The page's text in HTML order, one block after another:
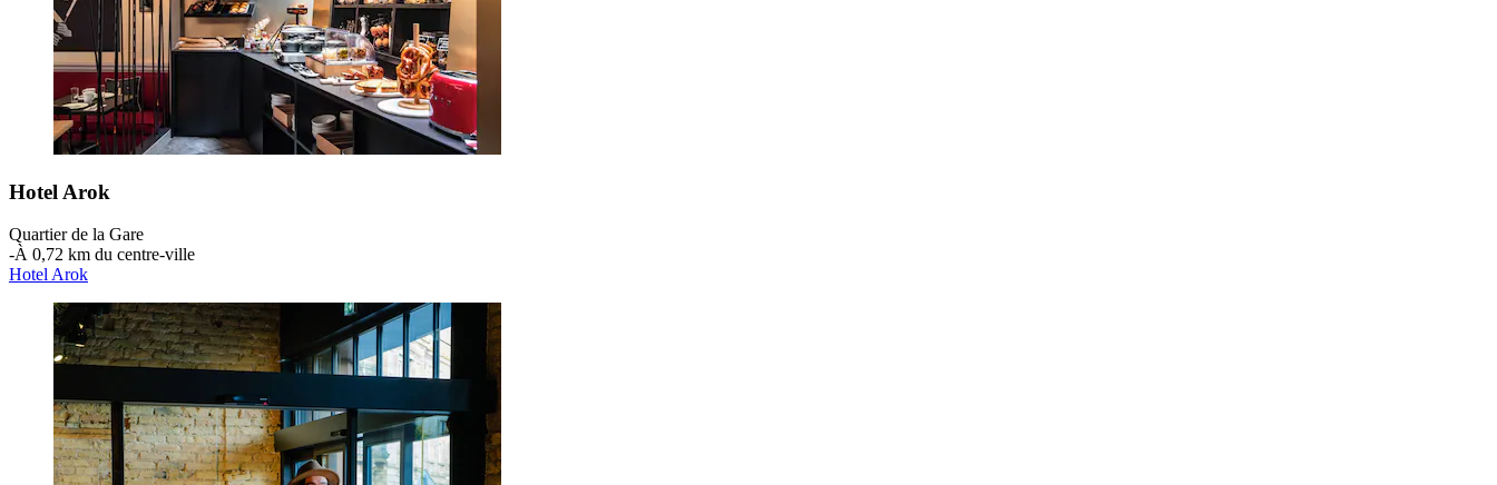
Hotel Arok
Quartier de la Gare
‐À 0,72 km du centre-ville
Hotel Arok